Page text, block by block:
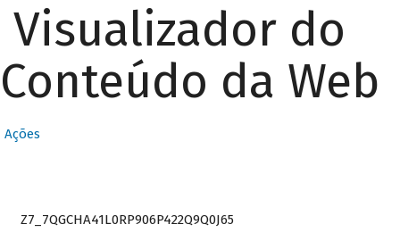
Visualizador do
Conteúdo da Web
Ações
Z7_7QGCHA41L0RP906P422Q9Q0J65